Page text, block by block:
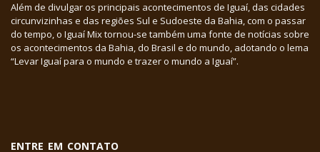
Além de divulgar os principais acontecimentos de Iguaí, das cidades
circunvizinhas e das regiões Sul e Sudoeste da Bahia, com o passar
do tempo, o Iguaí Mix tornou-se também uma fonte de notícias sobre
os acontecimentos da Bahia, do Brasil e do mundo, adotando o lema
“Levar Iguaí para o mundo e trazer o mundo a Iguaí”.
ENTRE EM CONTATO